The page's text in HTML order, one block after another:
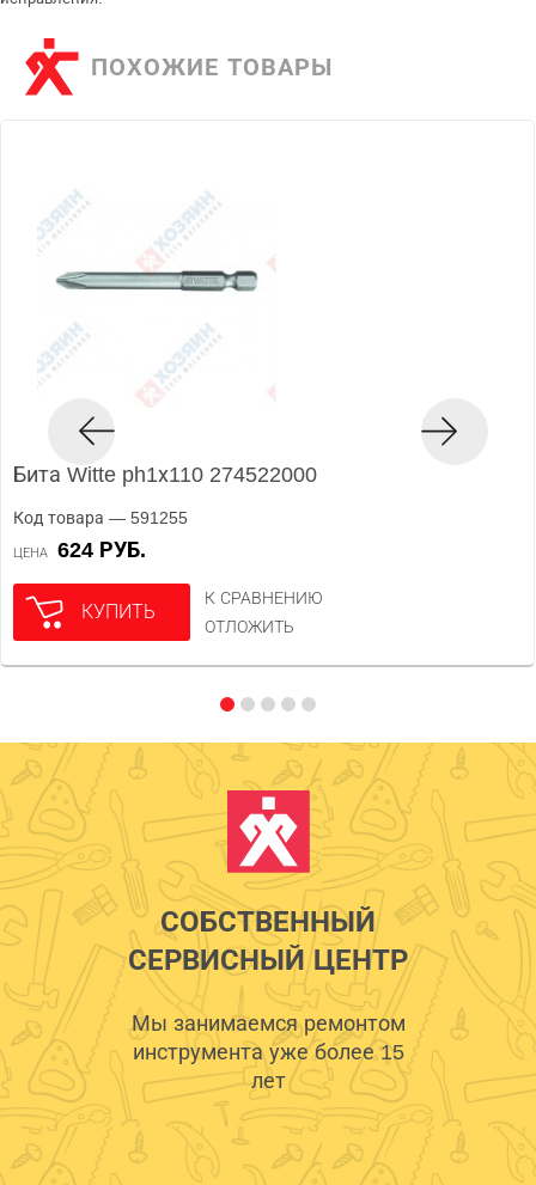
ПОХОЖИЕ ТОВАРЫ
Бита Witte ph1х110 274522000
Код товара — 591255
ЦЕНА 624 РУБ.
КУПИТЬ
К СРАВНЕНИЮ
ОТЛОЖИТЬ
СОБСТВЕННЫЙ
СЕРВИСНЫЙ ЦЕНТР
Мы занимаемся ремонтом
инструмента уже более 15
лет